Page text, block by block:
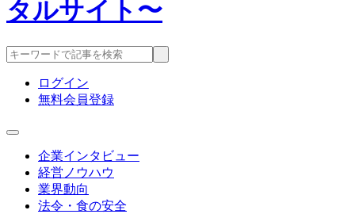
ログイン
無料会員登録
企業インタビュー
経営ノウハウ
業界動向
法令・食の安全